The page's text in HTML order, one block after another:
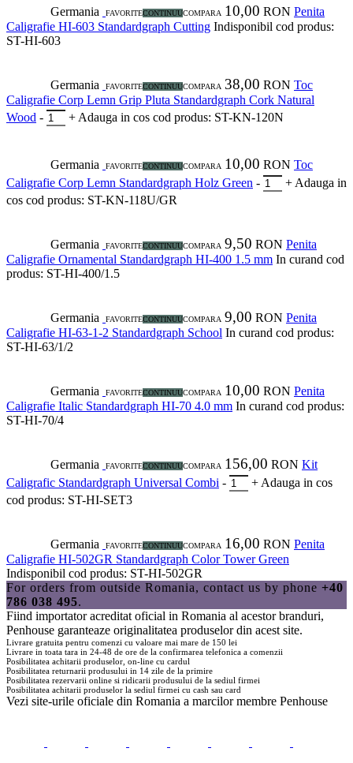
Germania FAVORITECONTINUUCOMPARA 10,00 RON Penita
Caligrafie HI-603 Standardgraph Cutting Indisponibil cod produs:
ST-HI-603
Germania FAVORITECONTINUUCOMPARA 38,00 RON Toc
Caligrafie Corp Lemn Grip Pluta Standardgraph Cork Natural
Wood - + Adauga in cos cod produs: ST-KN-120N
Germania FAVORITECONTINUUCOMPARA 10,00 RON Toc
Caligrafie Corp Lemn Standardgraph Holz Green - + Adauga in
cos cod produs: ST-KN-118U/GR
Germania FAVORITECONTINUUCOMPARA 9,50 RON Penita
Caligrafie Ornamental Standardgraph HI-400 1.5 mm In curand cod
produs: ST-HI-400/1.5
Germania FAVORITECONTINUUCOMPARA 9,00 RON Penita
Caligrafie HI-63-1-2 Standardgraph School In curand cod produs:
ST-HI-63/1/2
Germania FAVORITECONTINUUCOMPARA 10,00 RON Penita
Caligrafie Italic Standardgraph HI-70 4.0 mm In curand cod produs:
ST-HI-70/4
Germania FAVORITECONTINUUCOMPARA 156,00 RON Kit
Caligrafic Standardgraph Universal Combi - + Adauga in cos
cod produs: ST-HI-SET3
Germania FAVORITECONTINUUCOMPARA 16,00 RON Penita
Caligrafie HI-502GR Standardgraph Color Tower Green
Indisponibil cod produs: ST-HI-502GR
For orders from outside Romania, contact us by phone +40
786 038 495.
Fiind importator acreditat oficial in Romania al acestor branduri,
Penhouse garanteaze originalitatea produselor din acest site.
Livrare gratuita pentru comenzi cu valoare mai mare de 150 lei
Livrare in toata tara in 24-48 de ore de la confirmarea telefonica a comenzii
Posibilitatea achitarii produselor, on-line cu cardul
Posibilitatea returnarii produsului in 14 zile de la primire
Posibilitatea rezervarii online si ridicarii produsului de la sediul firmei
Posibilitatea achitarii produselor la sediul firmei cu cash sau card
Vezi site-urile oficiale din Romania a marcilor membre Penhouse